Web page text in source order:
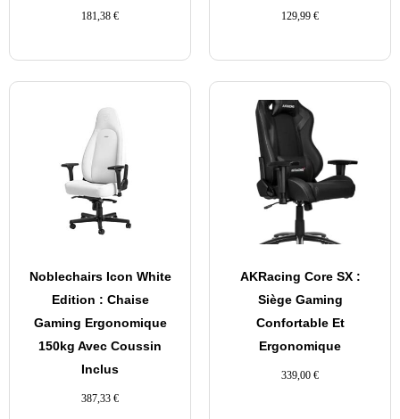
181,38 € 129,99 €
Noblechairs Icon White
Edition : Chaise
Gaming Ergonomique
150kg Avec Coussin
Inclus
387,33 €
AKRacing Core SX :
Siège Gaming
Confortable Et
Ergonomique
339,00 €